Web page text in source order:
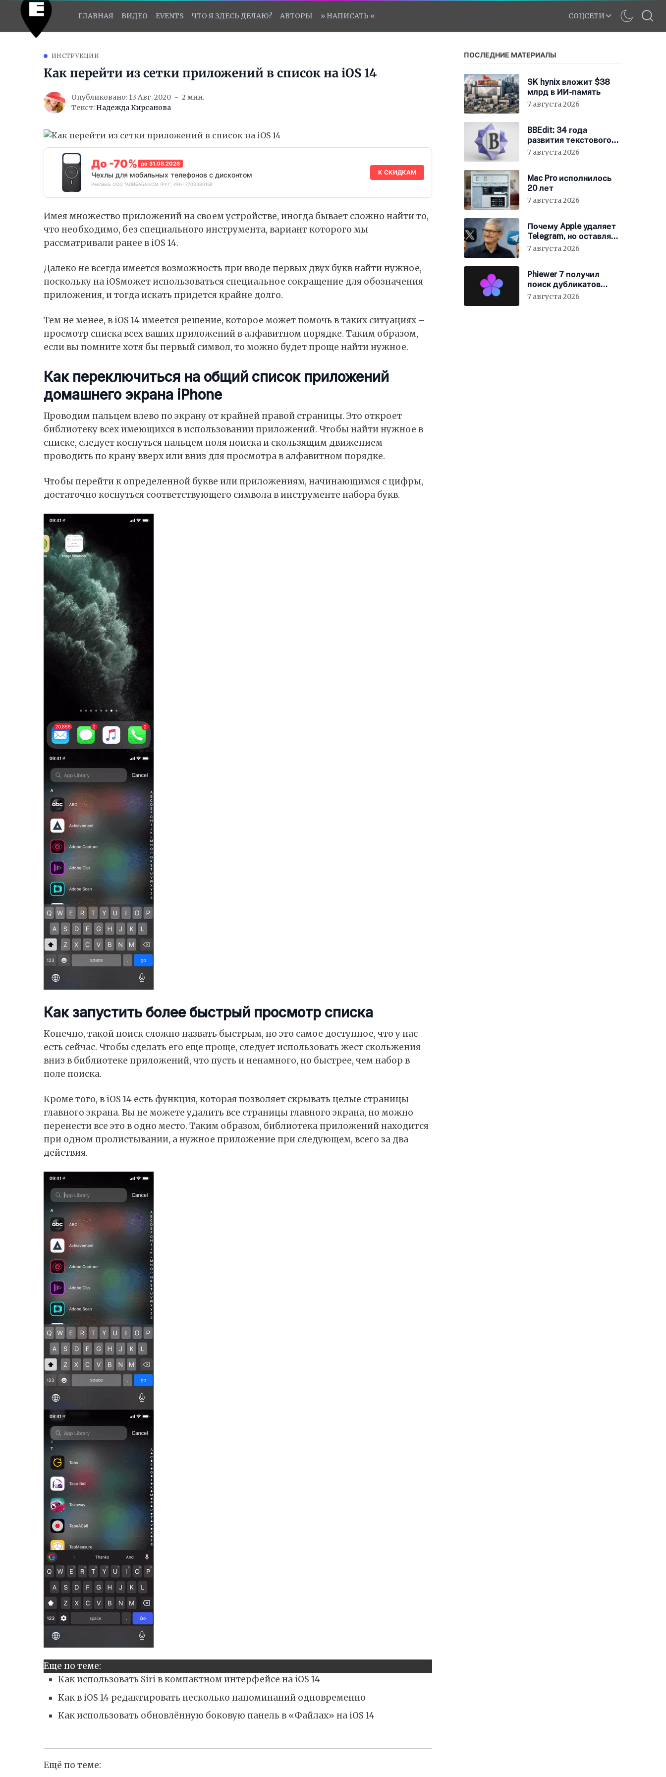
ГЛАВНАЯ ВИДЕО EVENTS ЧТО Я ЗДЕСЬ ДЕЛАЮ? АВТОРЫ » НАПИСАТЬ « СОЦСЕТИ
ИНСТРУКЦИИ
Как перейти из сетки приложений в список на iOS 14
Опубликовано: 13 Авг. 2020
2 мин.
Текст: Надежда Кирсанова
До -70% до 31.08.2026
Чехлы для мобильных телефонов с дисконтом
Реклама. ООО "АЛИБАБА.КОМ (РУ)", ИНН 7703380158
К СКИДКАМ
Имея множество приложений на своем устройстве, иногда бывает сложно найти то,
что необходимо, без специального инструмента, вариант которого мы
рассматривали ранее в iOS 14.
Далеко не всегда имеется возможность при вводе первых двух букв найти нужное,
поскольку на iOSможет использоваться специальное сокращение для обозначения
приложения, и тогда искать придется крайне долго.
Тем не менее, в iOS 14 имеется решение, которое может помочь в таких ситуациях –
просмотр списка всех ваших приложений в алфавитном порядке. Таким образом,
если вы помните хотя бы первый символ, то можно будет проще найти нужное.
Как переключиться на общий список приложений
домашнего экрана iPhone
Проводим пальцем влево по экрану от крайней правой страницы. Это откроет
библиотеку всех имеющихся в использовании приложений. Чтобы найти нужное в
списке, следует коснуться пальцем поля поиска и скользящим движением
проводить по крану вверх или вниз для просмотра в алфавитном порядке.
Чтобы перейти к определенной букве или приложениям, начинающимся с цифры,
достаточно коснуться соответствующего символа в инструменте набора букв.
Как запустить более быстрый просмотр списка
Конечно, такой поиск сложно назвать быстрым, но это самое доступное, что у нас
есть сейчас. Чтобы сделать его еще проще, следует использовать жест скольжения
вниз в библиотеке приложений, что пусть и ненамного, но быстрее, чем набор в
поле поиска.
Кроме того, в iOS 14 есть функция, которая позволяет скрывать целые страницы
главного экрана. Вы не можете удалить все страницы главного экрана, но можно
перенести все это в одно место. Таким образом, библиотека приложений находится
при одном пролистывании, а нужное приложение при следующем, всего за два
действия.
Еще по теме:
Как использовать Siri в компактном интерфейсе на iOS 14
Как в iOS 14 редактировать несколько напоминаний одновременно
Как использовать обновлённую боковую панель в «Файлах» на iOS 14
Ещё по теме:
ПОСЛЕДНИЕ МАТЕРИАЛЫ
SK hynix вложит $38
млрд в ИИ-память
7 августа 2026
BBEdit: 34 года
развития текстового
редактора для Mac
7 августа 2026
Mac Pro исполнилось
20 лет
7 августа 2026
Почему Apple удаляет
Telegram, но оставляет
X
7 августа 2026
Phiewer 7 получил
поиск дубликатов
фотографий
7 августа 2026